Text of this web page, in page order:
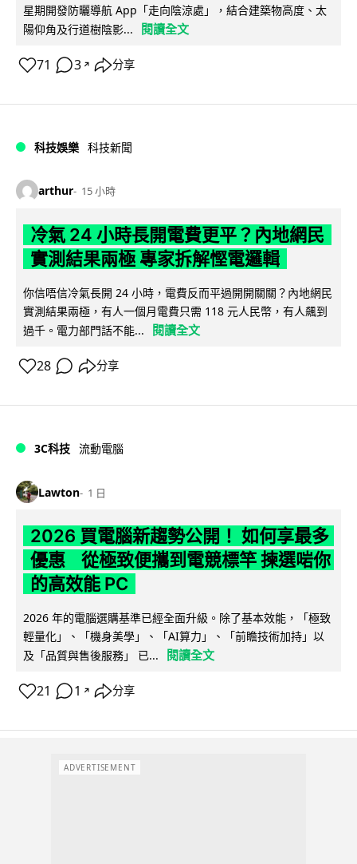
星期開發防曬導航 App「走向陰涼處」，結合建築物高度、太
陽仰角及行道樹陰影...
閱讀全文
71 3 ↗ 分享
科技娛樂 科技新聞
arthur 15 小時
冷氣 24 小時長開電費更平？內地網民
實測結果兩極 專家拆解慳電邏輯
你信唔信冷氣長開 24 小時，電費反而平過開開關關？內地網民
實測結果兩極，有人一個月電費只需 118 元人民幣，有人飆到
過千。電力部門話不能...
閱讀全文
28 分享
3C科技 流動電腦
Lawton 1 日
2026 買電腦新趨勢公開！ 如何享最多
優惠 從極致便攜到電競標竿 揀選啱你
的高效能 PC
2026 年的電腦選購基準已經全面升級。除了基本效能，「極致
輕量化」、「機身美學」、「AI算力」、「前瞻技術加持」以
及「品質與售後服務」 已...
閱讀全文
21 1 ↗ 分享
ADVERTISEMENT